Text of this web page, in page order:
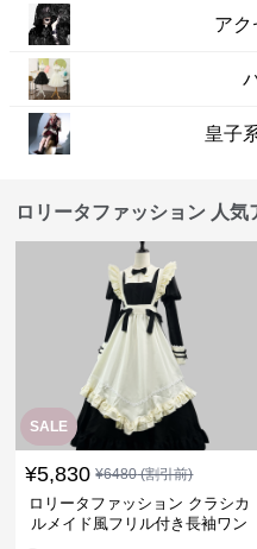
アク
皇子
ロリータファッション 人気
SALE
¥5,830 ¥6480(割引前)
ロリータファッション クラシカ
ルメイド風フリル付き長袖ワン